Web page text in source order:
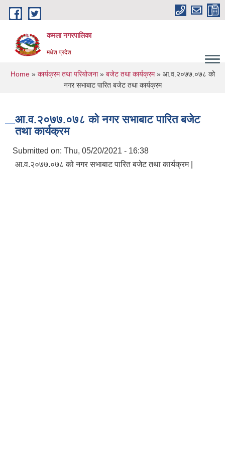
Skip to main content
कमला नगरपालिका
मधेश प्रदेश
You are here
Home» कार्यक्रम तथा परियोजना» बजेट तथा कार्यक्रम» आ.व.२०७७.०७८ को
नगर सभाबाट पारित बजेट तथा कार्यक्रम
आ.व.२०७७.०७८ को नगर सभाबाट पारित बजेट
तथा कार्यक्रम
Submitted on: Thu, 05/20/2021 - 16:38
आ.व.२०७७.०७८ को नगर सभाबाट पारित बजेट तथा कार्यक्रम |